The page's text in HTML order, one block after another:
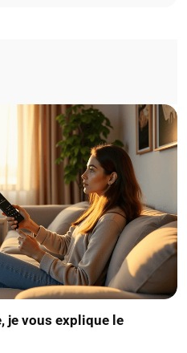
je vous explique le